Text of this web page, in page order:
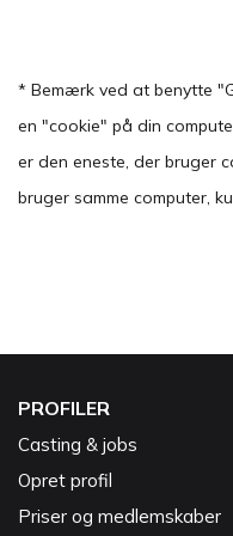
* Bemærk ved at benytte
en "cookie" på din
er den eneste, der bruger
bruger samme computer,
PROFILER
Casting & jobs
Opret profil
Priser og medlemskaber